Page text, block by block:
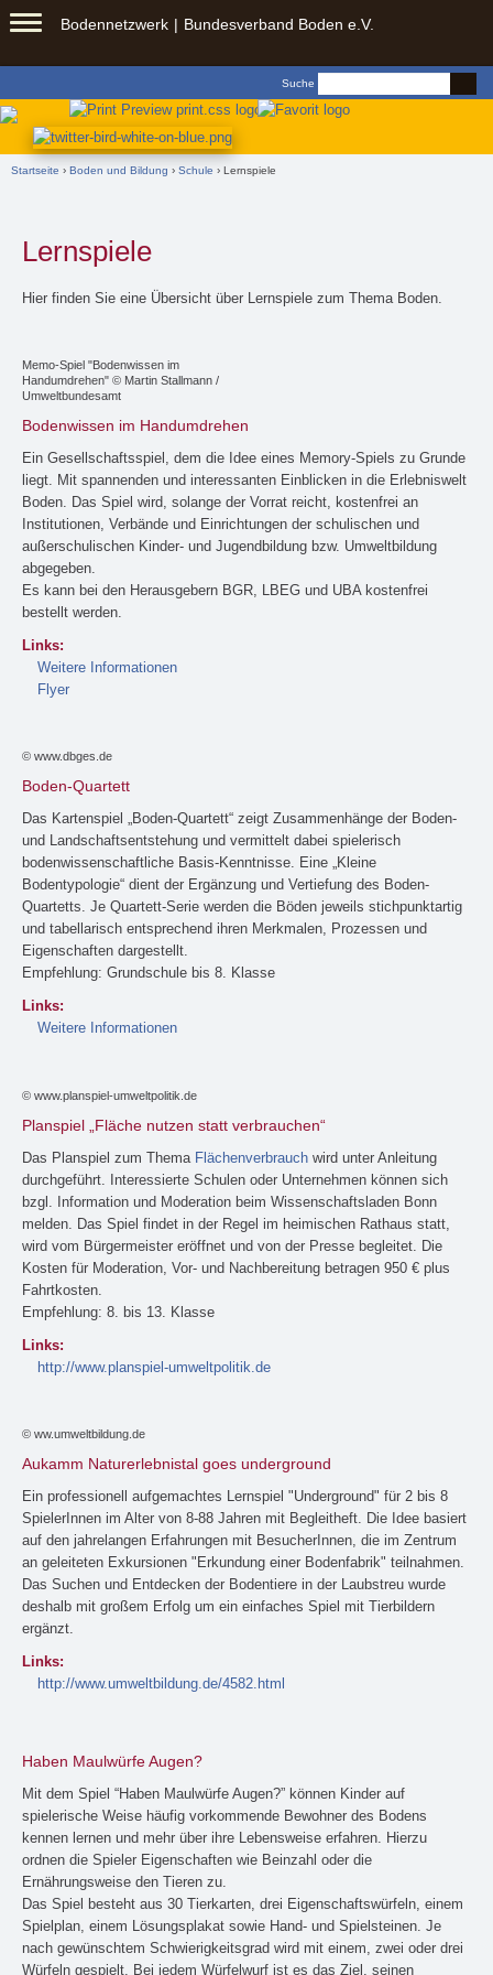
Springe zu:
Inhalt
Bodennetzwerk Bundesverband Boden e.V.
Suchformular
Suche
Sie sind hier
Startseite › Boden und Bildung › Schule › Lernspiele
Lernspiele
Hier finden Sie eine Übersicht über Lernspiele zum Thema Boden.
Memo-Spiel "Bodenwissen im
Handumdrehen" © Martin Stallmann /
Umweltbundesamt
Bodenwissen im Handumdrehen
Ein Gesellschaftsspiel, dem die Idee eines Memory-Spiels zu Grunde
liegt. Mit spannenden und interessanten Einblicken in die Erlebniswelt
Boden. Das Spiel wird, solange der Vorrat reicht, kostenfrei an
Institutionen, Verbände und Einrichtungen der schulischen und
außerschulischen Kinder- und Jugendbildung bzw. Umweltbildung
abgegeben.
Es kann bei den Herausgebern BGR, LBEG und UBA kostenfrei
bestellt werden.
Links:
Weitere Informationen
Flyer
© www.dbges.de
Boden-Quartett
Das Kartenspiel „Boden-Quartett“ zeigt Zusammenhänge der Boden-
und Landschaftsentstehung und vermittelt dabei spielerisch
bodenwissenschaftliche Basis-Kenntnisse. Eine „Kleine
Bodentypologie“ dient der Ergänzung und Vertiefung des Boden-
Quartetts. Je Quartett-Serie werden die Böden jeweils stichpunktartig
und tabellarisch entsprechend ihren Merkmalen, Prozessen und
Eigenschaften dargestellt.
Empfehlung: Grundschule bis 8. Klasse
Links:
Weitere Informationen
© www.planspiel-umweltpolitik.de
Planspiel „Fläche nutzen statt verbrauchen“
Das Planspiel zum Thema Flächenverbrauch wird unter Anleitung
durchgeführt. Interessierte Schulen oder Unternehmen können sich
bzgl. Information und Moderation beim Wissenschaftsladen Bonn
melden. Das Spiel findet in der Regel im heimischen Rathaus statt,
wird vom Bürgermeister eröffnet und von der Presse begleitet. Die
Kosten für Moderation, Vor- und Nachbereitung betragen 950 € plus
Fahrtkosten.
Empfehlung: 8. bis 13. Klasse
Links:
http://www.planspiel-umweltpolitik.de
© ww.umweltbildung.de
Aukamm Naturerlebnistal goes underground
Ein professionell aufgemachtes Lernspiel "Underground" für 2 bis 8
SpielerInnen im Alter von 8-88 Jahren mit Begleitheft. Die Idee basiert
auf den jahrelangen Erfahrungen mit BesucherInnen, die im Zentrum
an geleiteten Exkursionen "Erkundung einer Bodenfabrik" teilnahmen.
Das Suchen und Entdecken der Bodentiere in der Laubstreu wurde
deshalb mit großem Erfolg um ein einfaches Spiel mit Tierbildern
ergänzt.
Links:
http://www.umweltbildung.de/4582.html
Haben Maulwürfe Augen?
Mit dem Spiel “Haben Maulwürfe Augen?” können Kinder auf
spielerische Weise häufig vorkommende Bewohner des Bodens
kennen lernen und mehr über ihre Lebensweise erfahren. Hierzu
ordnen die Spieler Eigenschaften wie Beinzahl oder die
Ernährungsweise den Tieren zu.
Das Spiel besteht aus 30 Tierkarten, drei Eigenschaftswürfeln, einem
Spielplan, einem Lösungsplakat sowie Hand- und Spielsteinen. Je
nach gewünschtem Schwierigkeitsgrad wird mit einem, zwei oder drei
Würfeln gespielt. Bei jedem Würfelwurf ist es das Ziel, seinen